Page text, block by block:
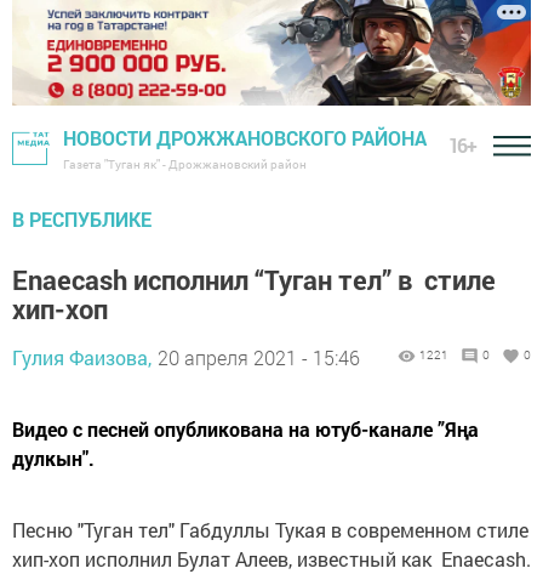
НОВОСТИ ДРОЖЖАНОВСКОГО РАЙОНА
Газета "Туган як" - Дрожжановский район
16+
В РЕСПУБЛИКЕ
Enaecash исполнил “Туган тел” в стиле
хип-хоп
Гулия Фаизова, 20 апреля 2021 - 15:46 1221 0 0
Видео с песней опубликована на ютуб-канале ”Яңа
дулкын".
Песню "Туган тел" Габдуллы Тукая в современном стиле
хип-хоп исполнил Булат Алеев, известный как Enaecash.